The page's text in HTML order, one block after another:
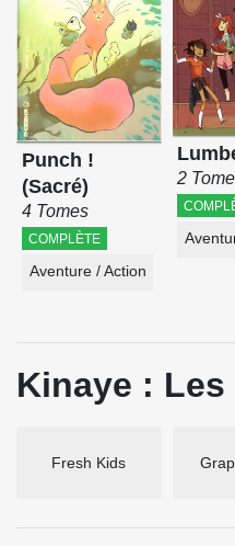
Punch !
(Sacré)
4 Tomes
COMPLÈTE
Aventure / Action
2
Kinaye :
Fresh Kids